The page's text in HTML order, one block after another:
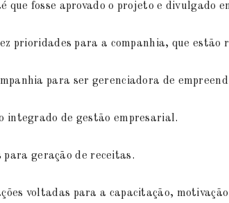
que fosse aprovado o projeto e divulgado
prioridades para a companhia, que estão
para ser gerenciadora de
integrado de gestão empresarial.
geração de receitas.
voltadas para a capacitação,